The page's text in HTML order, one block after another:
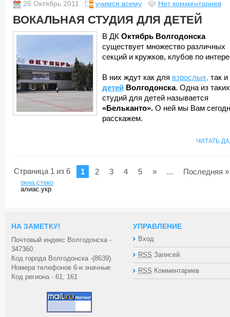
26 Октябрь 2011 учимся всему Нет комментариев
ВОКАЛЬНАЯ СТУДИЯ ДЛЯ ДЕТЕЙ
В ДК Октябрь Волгодонска
существует множество различных
секций и кружков, клубов по
В них ждут как для взрослых, так
детей Волгодонска. Одна из таких
студий для детей называется
«Бельканто». О ней мы Вам
расскажем.
ЧИТАТЬ
Страница 1 из 6 1 2 3 4 5 » ... Последняя »
окна стеко
алиас.укр
НА ЗАМЕТКУ!
Почтовый индекс Волгодонска -
347360.
Код города Волгодонска -(8639).
Номера телефонов 6-и значные
Код региона - 61, 161
УПРАВЛЕНИЕ
Вход
RSS Записей
RSS Комментариев